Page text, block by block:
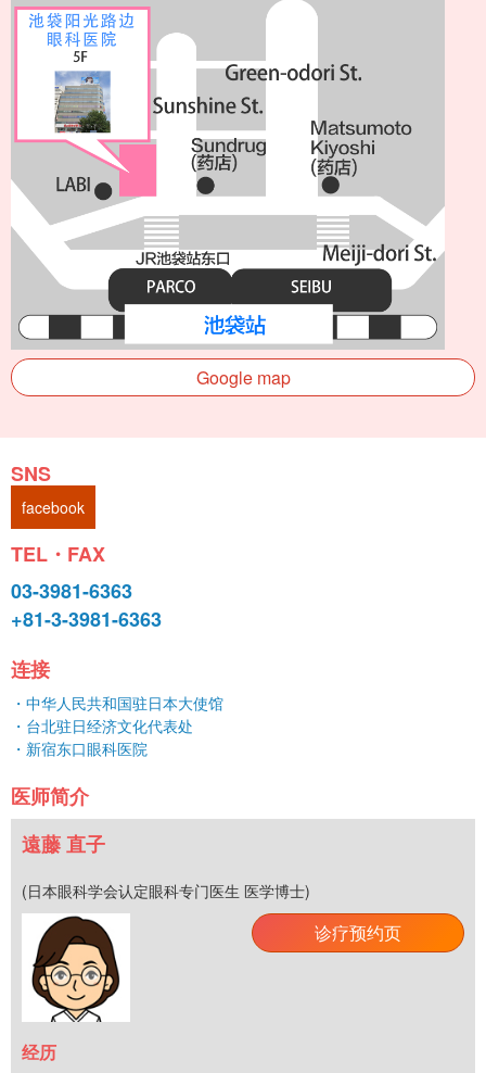
Google map
SNS
facebook
TEL・FAX
03-3981-6363
+81-3-3981-6363
连接
・中华人民共和国驻日本大使馆
・台北驻日经济文化代表处
・新宿东口眼科医院
医师简介
遠藤 直子
(日本眼科学会认定眼科专门医生 医学博士)
诊疗预约页
经历